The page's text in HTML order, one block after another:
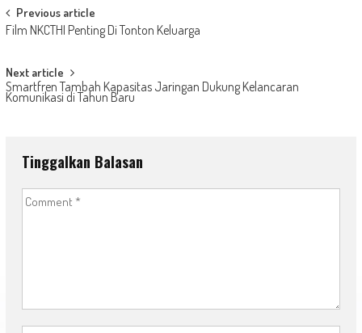
Post
navigation
Previous article
Film NKCTHI Penting Di Tonton Keluarga
Next article
Smartfren Tambah Kapasitas Jaringan Dukung Kelancaran
Komunikasi di Tahun Baru
Tinggalkan Balasan